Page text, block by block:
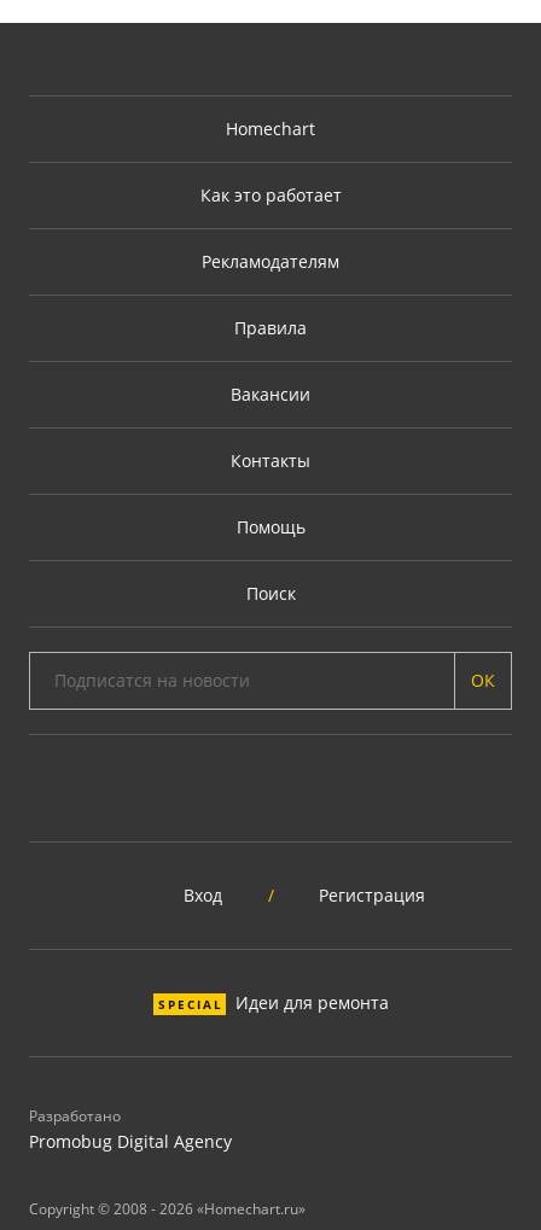
Homechart
Как это работает
Рекламодателям
Правила
Вакансии
Контакты
Помощь
Поиск
ОК
Вход / Регистрация
SPECIAL Идеи для ремонта
Разработано
Promobug Digital Agency
Copyright © 2008 - 2026 «Homechart.ru»